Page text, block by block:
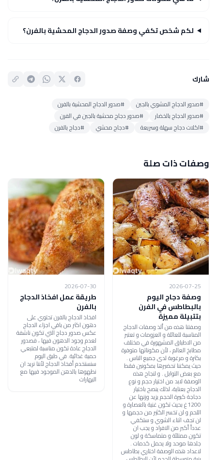
لكم شخص تكفي وصفة صدور الدجاج المحشية بالفرن؟
شارك
#صدور الدجاج المشوي بالجبن
#صدور الدجاج المحشية بالفرن
#صدور الدجاج بالخضار
#صدور دجاج محشية بالجبن في الفرن
#اكلات دجاج سهلة وسريعة
#دجاج محشي #دجاج بالفرن
وصفات ذات صلة
2026-07-25
وصفة دجاج اليوم
بالبطاطس في الفرن
بتتبيلة مميزة
وصفتنا هذه من ألذ وصفات الدجاج
المناسبة للعائلة و العزومات و تعتبر
من الاطباق المشهورة في مختلف
مطابخ العالم ، لأن مكوناتها متوفرة
بكثرة و مرغوبة لدى جميع الناس .
حيث يمكننا تحضيرها بمكونين فقط
مع بعض التوابل . و لنجاح هذه
الوصفة لابد من اختيار حجم و نوع
الدجاج بعناية، لذلك ينصح باختيار
دجاجة كبيرة الحجم يزيد وزنها عن
1200غ بحيث تكون غنية بالعصارة و
اللحم و لن تخسر الكثير من حجمها و
لن تجف اثناء الشوي و ستكفي
عدداً أكبر من الافراد و يجب ان
تكون ممتلئة و متماسكة و لون
جلدها موحد ولا يحمل كدمات .
لاعداد هذه الوصفة اختاري بطاطس
2026-07-30
طريقة عمل افخاذ الدجاج
بالفرن
افخاذ الدجاج بالفرن تحتوي على
دهون اكثر من باقي اجزاء الدجاج
عكس صدور دجاج التي تكون ناشفة
لعدم وجود الدهون فيها ، فصدور
الدجاج عادة تكون مناسبة لمتبعي
حمية غذائية. في طبق اليوم
سنستخدم أفخاذ الدجاج لأننا نريد ان
نطهوها بالدهن الموجود فيها مع
البهارات